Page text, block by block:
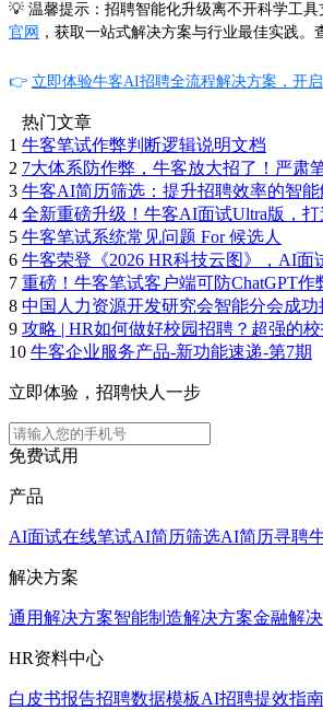
💡 温馨提示：招聘智能化升级离不开科学工
官网 ，获取一站式解决方案与行业最佳实践。
👉 立即体验牛客AI招聘全流程解决方案，开
热门文章
1 牛客笔试作弊判断逻辑说明文档
2 7大体系防作弊，牛客放大招了！严肃
3 牛客AI简历筛选：提升招聘效率的智能
4 全新重磅升级！牛客AI面试Ultra版，打
5 牛客笔试系统常见问题 For 候选人
6 牛客荣登《2026 HR科技云图》，AI面
7 重磅！牛客笔试客户端可防ChatGPT作
8 中国人力资源开发研究会智能分会成
9 攻略 | HR如何做好校园招聘？超强的
10 牛客企业服务产品-新功能速递-第7期
立即体验，招聘快人一步
免费试用
产品
AI面试在线笔试AI简历筛选AI简历寻聘
解决方案
通用解决方案智能制造解决方案金融解
HR资料中心
白皮书报告招聘数据模板AI招聘提效指南